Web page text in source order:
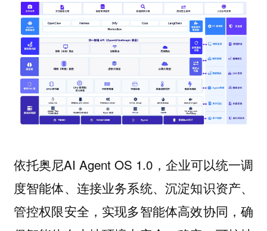
依托奥尼AI Agent OS 1.0，企业可以统一调
度智能体、连接业务系统、沉淀知识资产、
管控权限安全，实现多智能体高效协同，确